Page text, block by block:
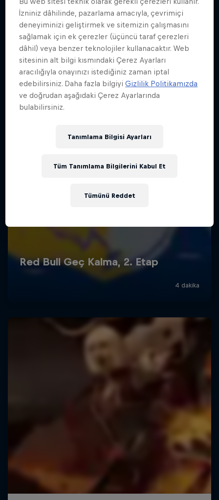
Benzer içerikler
İzniniz dâhilinde, pazarlama amacıyla, çevrimiçi
deneyiminizi geliştirmek ve sitemizin çalışmasını
sağlamak için ek çerezler (üçüncü taraf çerezleri
dâhil) veya benzer teknolojiler kullanacaktır. Web
sitesinin alt bilgi kısmındaki Çerez Ayarları
aracılığıyla onayınızı istediğiniz zaman iptal
edebilirsiniz. Daha fazla bilgiyiGizlilik Politikamızda
ve doğrudan aşağıdaki Çerez Ayarlarında
bulabilirsiniz.
Tanımlama Bilgisi Ayarları
Tümünü Reddet
Tüm Tanımlama Bilgilerini Kabul Et